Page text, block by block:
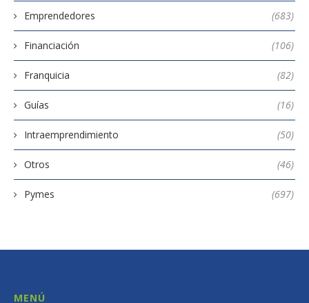
Emprendedores (683)
Financiación (106)
Franquicia (82)
Guías (16)
Intraemprendimiento (50)
Otros (46)
Pymes (697)
MENÚ